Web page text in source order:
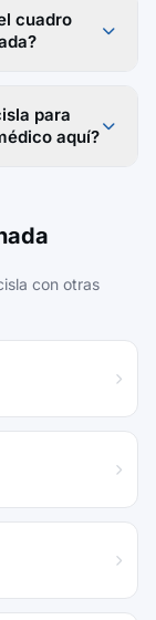
cuadro
para
aquí?
con otras